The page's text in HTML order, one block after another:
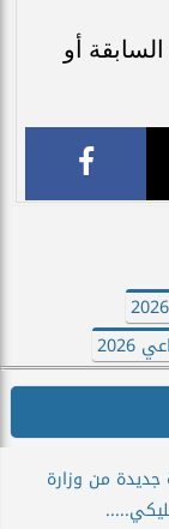
أو
جديدة من وزارة